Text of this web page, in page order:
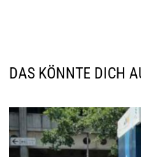
DAS KÖNNTE DICH